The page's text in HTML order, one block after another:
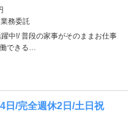
務委託
中!/ 普段の家事がそのままお仕事
できる…
日/完全週休2日/土日祝